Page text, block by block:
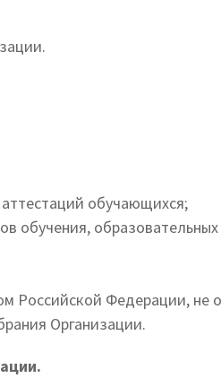
обучающихся;
обучения, образовательных
Российской Федерации, не
Организации.